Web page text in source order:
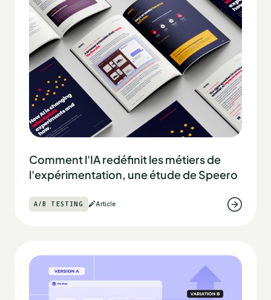
Comment l'IA redéfinit les métiers de
l'expérimentation, une étude de Speero
A/B TESTING Article